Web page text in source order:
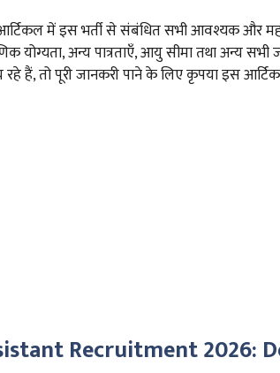
में इस भर्ती से संबंधित सभी आवश्यक और
योग्यता, अन्य पात्रताएँ, आयु सीमा तथा
हैं, तो पूरी जानकरी पाने के लिए कृपया इस
Recruitment 2026: